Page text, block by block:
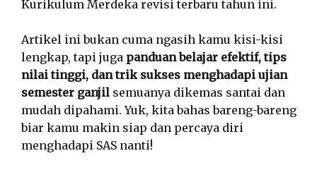
Kurikulum Merdeka revisi terbaru tahun ini.
Artikel ini bukan cuma ngasih kamu kisi-kisi
lengkap, tapi juga panduan belajar efektif, tips
nilai tinggi, dan trik sukses menghadapi ujian
semester ganjil semuanya dikemas santai dan
mudah dipahami. Yuk, kita bahas bareng-bareng
biar kamu makin siap dan percaya diri
menghadapi SAS nanti!